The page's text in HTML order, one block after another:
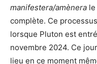
manifestera/amènera
complète. Ce
lorsque Pluton est
novembre 2024. Ce
lieu en ce moment